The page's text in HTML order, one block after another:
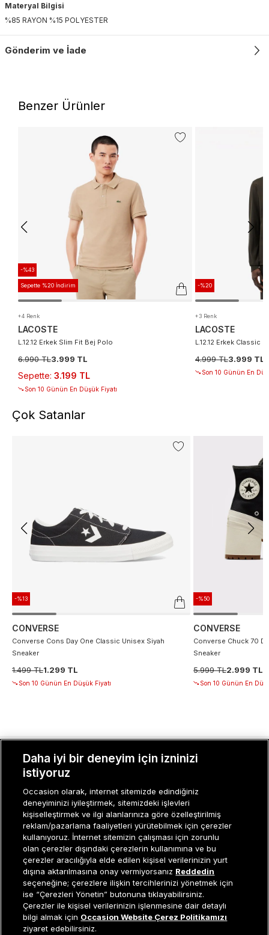
Sepete Ekle
Materyal Bilgisi
%85 RAYON %15 POLYESTER
Gönderim ve İade
Benzer Ürünler
-%43
Sepette %20 İndirim
+4 Renk
LACOSTE
L.12.12 Erkek Slim Fit Bej Polo
6.990 TL3.999 TL
Sepette: 3.199 TL
Son 10 Günün En Düşük Fiyatı
-%20
+3 Renk
LACOSTE
L.12.12 Erkek Classic
4.999 TL3.999 TL
Son 10 Günün En
Çok Satanlar
-%13
CONVERSE
Converse Cons Day One Classic Unisex Siyah
Sneaker
1.499 TL1.299 TL
Son 10 Günün En Düşük Fiyatı
-%50
CONVERSE
Converse Chuck 70
Sneaker
5.999 TL2.999 TL
Son 10 Günün En
Müşteri İlişkileri0 850 800 01 20
MÜŞTERI İLIŞKILERI
KADIN KATEGORILER
GRUP MARKALAR
ERKEK KATEGORILER
Daha iyi bir deneyim için izninizi
istiyoruz
Occasion olarak, internet sitemizde edindiğiniz
deneyiminizi iyileştirmek, sitemizdeki işlevleri
kişiselleştirmek ve ilgi alanlarınıza göre özelleştirilmiş
reklam/pazarlama faaliyetleri yürütebilmek için çerezler
kullanıyoruz. İnternet sitemizin çalışması için zorunlu
olan çerezler dışındaki çerezlerin kullanımına ve bu
çerezler aracılığıyla elde edilen kişisel verilerinizin yurt
dışına aktarılmasına onay vermiyorsanız Reddedin
seçeneğine; çerezlere ilişkin tercihlerinizi yönetmek için
ise “Çerezleri Yönetin” butonuna tıklayabilirsiniz.
Çerezler ile kişisel verilerinizin işlenmesine dair detaylı
bilgi almak için Occasion Website Çerez Politikamızı
ziyaret edebilirsiniz.